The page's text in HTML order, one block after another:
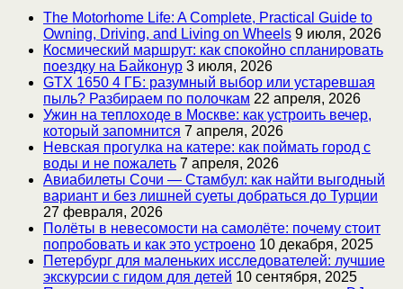
The Motorhome Life: A Complete, Practical Guide to
Owning, Driving, and Living on Wheels 9 июля, 2026
Космический маршрут: как спокойно спланировать
поездку на Байконур 3 июля, 2026
GTX 1650 4 ГБ: разумный выбор или устаревшая
пыль? Разбираем по полочкам 22 апреля, 2026
Ужин на теплоходе в Москве: как устроить вечер,
который запомнится 7 апреля, 2026
Невская прогулка на катере: как поймать город с
воды и не пожалеть 7 апреля, 2026
Авиабилеты Сочи — Стамбул: как найти выгодный
вариант и без лишней суеты добраться до Турции
27 февраля, 2026
Полёты в невесомости на самолёте: почему стоит
попробовать и как это устроено 10 декабря, 2025
Петербург для маленьких исследователей: лучшие
экскурсии с гидом для детей 10 сентября, 2025